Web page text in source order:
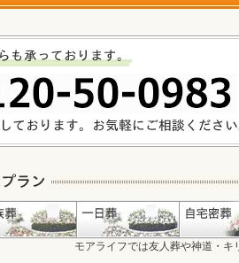
モアライフでは友人葬や神道・